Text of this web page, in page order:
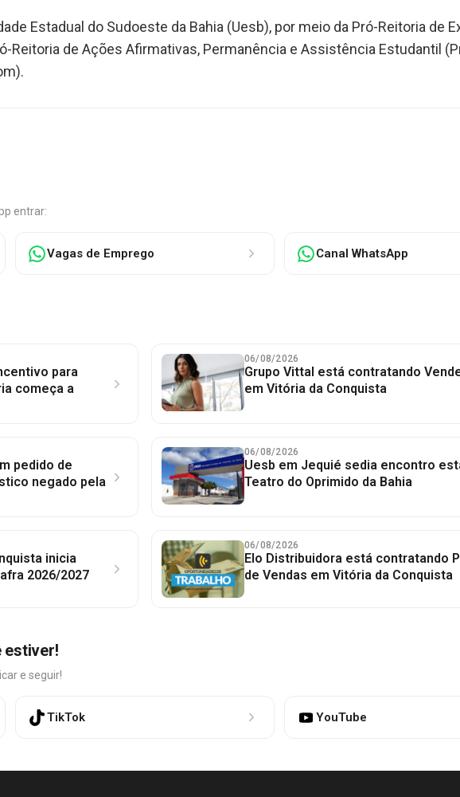
Estadual do Sudoeste da Bahia (Uesb), por meio da Pró-Reitoria de
Reitoria de Ações Afirmativas, Permanência e Assistência Estudantil
entrar:
Vagas de Emprego Canal WhatsApp
para
começa a
06/08/2026
Grupo Vittal está contratando
em Vitória da Conquista
pedido de
negado pela
06/08/2026
Uesb em Jequié sedia encontro
Teatro do Oprimido da Bahia
inicia
2026/2027
06/08/2026
Elo Distribuidora está contratando
de Vendas em Vitória da Conquista
estiver!
e seguir!
TikTok YouTube